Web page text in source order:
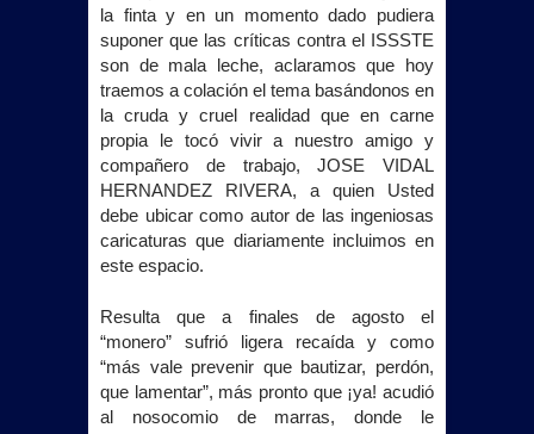
la finta y en un momento dado pudiera
suponer que las críticas contra el ISSSTE
son de mala leche, aclaramos que hoy
traemos a colación el tema basándonos en
la cruda y cruel realidad que en carne
propia le tocó vivir a nuestro amigo y
compañero de trabajo, JOSE VIDAL
HERNANDEZ RIVERA, a quien Usted
debe ubicar como autor de las ingeniosas
caricaturas que diariamente incluimos en
este espacio.
Resulta que a finales de agosto el
“monero” sufrió ligera recaída y como
“más vale prevenir que bautizar, perdón,
que lamentar”, más pronto que ¡ya! acudió
al nosocomio de marras, donde le